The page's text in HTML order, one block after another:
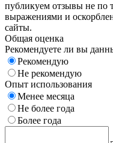
публикуем отзывы не по
выражениями и
сайты.
Общая оценка
Рекомендуете ли вы
Рекомендую
Не рекомендую
Опыт использования
Менее месяца
Не более года
Более года